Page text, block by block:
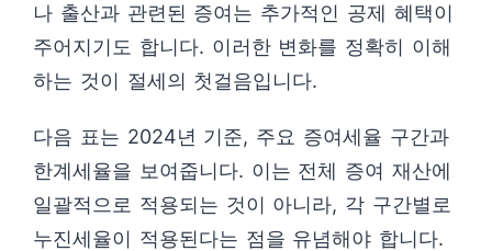
나 출산과 관련된 증여는 추가적인 공제 혜택이
주어지기도 합니다. 이러한 변화를 정확히 이해
하는 것이 절세의 첫걸음입니다.
다음 표는 2024년 기준, 주요 증여세율 구간과
한계세율을 보여줍니다. 이는 전체 증여 재산에
일괄적으로 적용되는 것이 아니라, 각 구간별로
누진세율이 적용된다는 점을 유념해야 합니다.